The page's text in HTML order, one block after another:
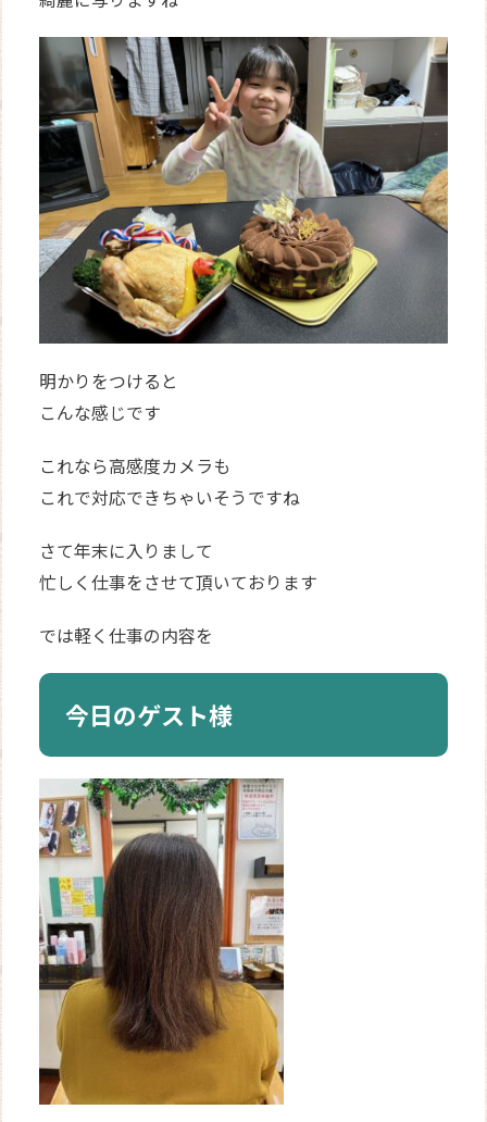
明かりをつけると
こんな感じです
これなら高感度カメラも
これで対応できちゃいそうですね
さて年末に入りまして
忙しく仕事をさせて頂いております
では軽く仕事の内容を
今日のゲスト様